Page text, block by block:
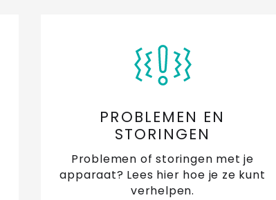
PROBLEMEN EN
STORINGEN
Problemen of storingen met je
apparaat? Lees hier hoe je ze kunt
verhelpen.